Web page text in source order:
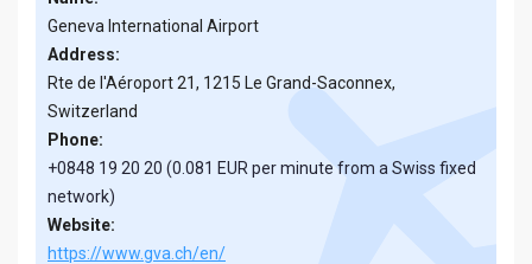
Geneva International Airport
Address:
Rte de l'Aéroport 21, 1215 Le Grand-Saconnex,
Switzerland
Phone:
+0848 19 20 20 (0.081 EUR per minute from a Swiss fixed
network)
Website:
https://www.gva.ch/en/